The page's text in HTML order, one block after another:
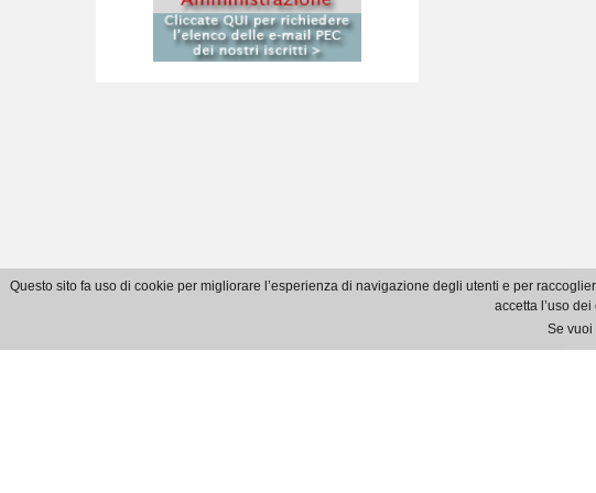
Questo sito fa uso di cookie per migliorare l’esperienza di navigazione degli utenti e per
accetta l’uso
Se vuoi